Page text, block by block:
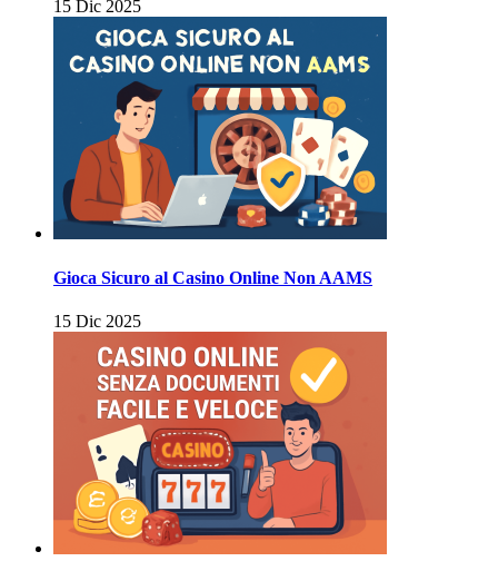
15 Dic 2025
Gioca Sicuro al Casino Online Non AAMS
15 Dic 2025